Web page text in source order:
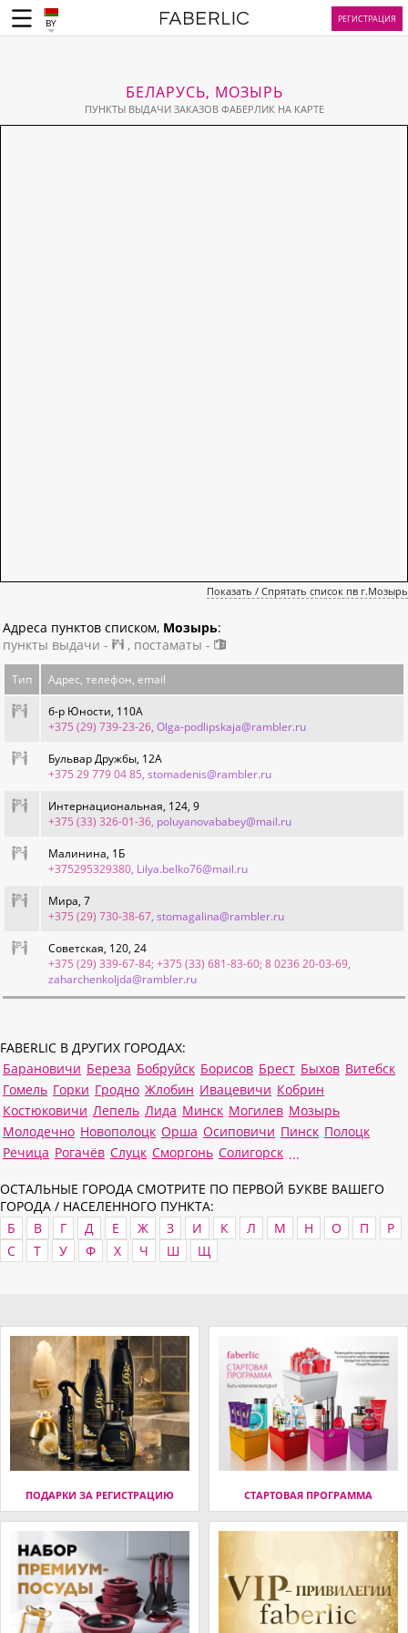
BY РЕГИСТРАЦИЯ
БЕЛАРУСЬ, МОЗЫРЬ
ПУНКТЫ ВЫДАЧИ ЗАКАЗОВ ФАБЕРЛИК НА КАРТЕ
Показать / Спрятать список пв г.Мозырь
Адреса пунктов списком, Мозырь:
пункты выдачи -
, постаматы -
Тип Адрес, телефон, email
б-р Юности, 110А
+375 (29) 739-23-26, Olga-podlipskaja@rambler.ru
Бульвар Дружбы, 12А
+375 29 779 04 85, stomadenis@rambler.ru
Интернациональная, 124, 9
+375 (33) 326-01-36, poluyanovababey@mail.ru
Малинина, 1Б
+375295329380, Lilya.belko76@mail.ru
Мира, 7
+375 (29) 730-38-67, stomagalina@rambler.ru
Советская, 120, 24
+375 (29) 339-67-84; +375 (33) 681-83-60; 8 0236 20-03-69,
zaharchenkoljda@rambler.ru
FABERLIC В ДРУГИХ ГОРОДАХ:
Барановичи Береза Бобруйск Борисов Брест Быхов Витебск
Гомель Горки Гродно Жлобин Ивацевичи Кобрин
Костюковичи Лепель Лида Минск Могилев Мозырь
Молодечно Новополоцк Орша Осиповичи Пинск Полоцк
Речица Рогачёв Слуцк Сморгонь Солигорск ...
ОСТАЛЬНЫЕ ГОРОДА СМОТРИТЕ ПО ПЕРВОЙ БУКВЕ ВАШЕГО
ГОРОДА / НАСЕЛЕННОГО ПУНКТА:
Б
В Г Д Е Ж З И К Л М Н О П
Р
С
Т У Ф Х Ч Ш Щ
ПОДАРКИ ЗА РЕГИСТРАЦИЮ СТАРТОВАЯ ПРОГРАММА